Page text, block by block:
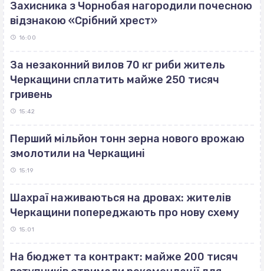
Захисника з Чорнобая нагородили почесною
відзнакою «Срібний хрест»
16:00
За незаконний вилов 70 кг риби житель
Черкащини сплатить майже 250 тисяч
гривень
15:42
Перший мільйон тонн зерна нового врожаю
змолотили на Черкащині
15:19
Шахраї наживаються на дровах: жителів
Черкащини попереджають про нову схему
15:01
На бюджет та контракт: майже 200 тисяч